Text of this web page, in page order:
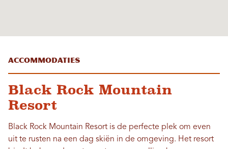
Accommodaties
Black Rock Mountain
Resort
Black Rock Mountain Resort is de perfecte plek om even
uit te rusten na een dag skiën in de omgeving. Het resort